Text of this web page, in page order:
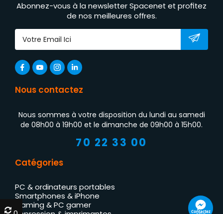
Abonnez-vous à la newsletter Spacenet et profitez
de nos meilleures offres.
Nous contactez
Nous sommes à votre disposition du lundi au samedi
de 08h00 à 19h00 et le dimanche de 09h00 à 15h00.
70 22 33 00
Catégories
PC & ordinateurs portables
Smartphones & iPhone
Gaming & PC gamer
Contactez